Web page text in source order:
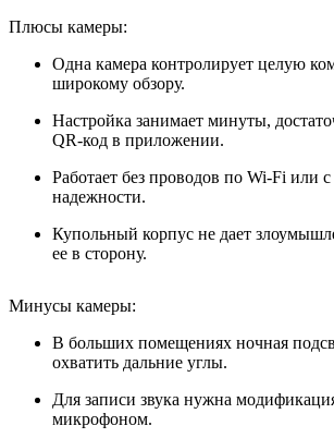
Плюсы камеры:
Одна камера контролирует целую
широкому обзору.
Настройка занимает минуты,
QR-код в приложении.
Работает без проводов по Wi-Fi или
надежности.
Купольный корпус не дает
ее в сторону.
Минусы камеры:
В больших помещениях ночная
охватить дальние углы.
Для записи звука нужна
микрофоном.